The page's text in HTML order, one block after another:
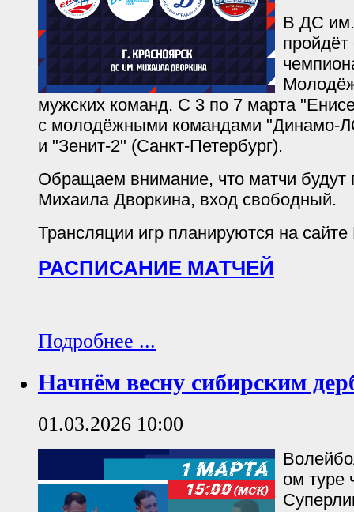
В ДС
пройдёт
мужских команд. С 3 по 7 марта
с молодёжными командами "Динамо-
и "Зенит-2" (Санкт-Петербург).
Обращаем внимание, что матчи будут
Михаила Дворкина, вход свободный.
Трансляции игр планируются на
РАСПИСАНИЕ МАТЧЕЙ
Подробнее ...
Начнём весну сибирским
01.03.2026 10:00
ом туре